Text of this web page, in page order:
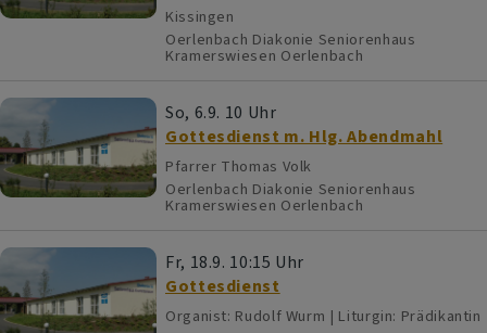
Kissingen
Oerlenbach Diakonie Seniorenhaus
Kramerswiesen Oerlenbach
So, 6.9. 10 Uhr
Gottesdienst m. Hlg. Abendmahl
Pfarrer Thomas Volk
Oerlenbach Diakonie Seniorenhaus
Kramerswiesen Oerlenbach
Fr, 18.9. 10:15 Uhr
Gottesdienst
Organist: Rudolf Wurm | Liturgin: Prädikantin